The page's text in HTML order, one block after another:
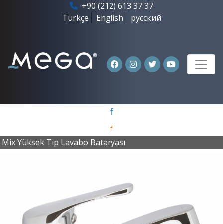
+90 (212) 613 37 37
Türkçe
English русский
f
f
Mix Yüksek Tip Lavabo Bataryası